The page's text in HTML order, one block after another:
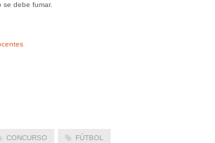
se debe fumar.
CONCURSO FÚTBOL